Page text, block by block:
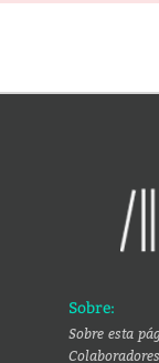
Sobre:
Sobre esta
Colaboradores